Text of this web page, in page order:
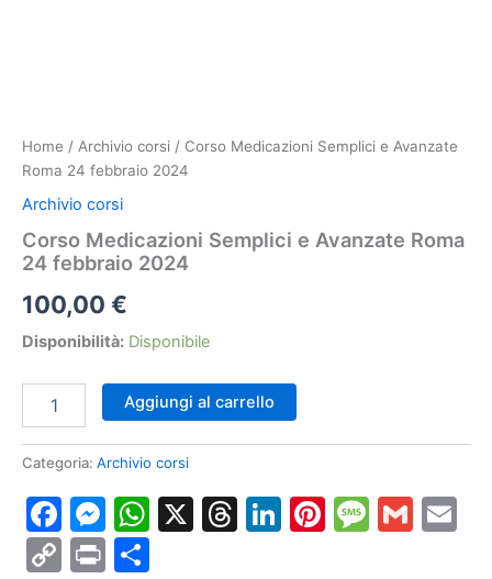
Home / Archivio corsi / Corso Medicazioni Semplici e Avanzate
Roma 24 febbraio 2024
Archivio corsi
Corso Medicazioni Semplici e Avanzate Roma
24 febbraio 2024
100,00 €
Disponibilità: Disponibile
Medicazioni
e
Roma
24
febbraio
2024
Aggiungi al carrello
Categoria: Archivio corsi
Facebook
Messenger
WhatsApp
X Threads
LinkedIn
Pinterest
Copy
Print